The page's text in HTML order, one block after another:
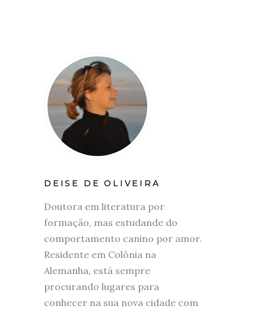
DEISE DE OLIVEIRA
Doutora em literatura por
formação, mas estudande do
comportamento canino por amor.
Residente em Colônia na
Alemanha, está sempre
procurando lugares para
conhecer na sua nova cidade com